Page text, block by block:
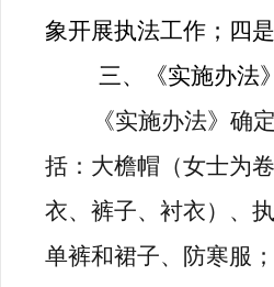
象开展执法工作；四
三、《实施办法
《实施办法》确
括：大檐帽（女士为
衣、裤子、衬衣）、
单裤和裙子、防寒服